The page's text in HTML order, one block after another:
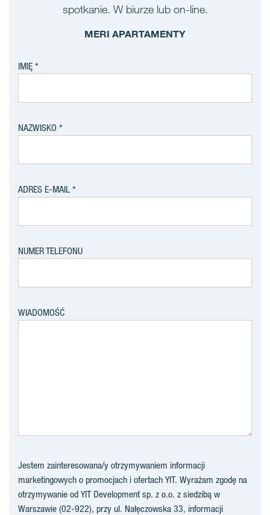
spotkanie. W biurze lub on-line.
MERI APARTAMENTY
IMIĘ
NAZWISKO
ADRES E-MAIL
NUMER TELEFONU
WIADOMOŚĆ
Jestem zainteresowana/y otrzymywaniem informacji
marketingowych o promocjach i ofertach YIT. Wyrażam zgodę na
otrzymywanie od YIT Development sp. z o.o. z siedzibą w
Warszawie (02-922), przy ul. Nałęczowska 33, informacji